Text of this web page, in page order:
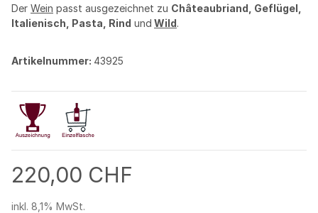
Der Wein passt ausgezeichnet zu Châteaubriand, Geflügel,
Italienisch, Pasta, Rind und Wild.
Artikelnummer: 43925
220,00 CHF
inkl. 8,1% MwSt.